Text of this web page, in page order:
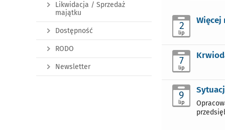
2
lip
Więcej
7
lip
9
lip
Likwidacja / Sprzedaż
majątku
Dostępność
RODO
Newsletter